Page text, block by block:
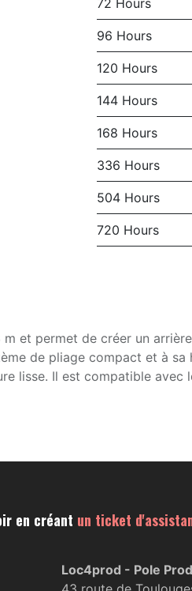
72 Hours
96 Hours
120 Hours
144 Hours
168 Hours
336 Hours
504 Hours
720 Hours
et permet de créer un
de pliage compact et à
lisse. Il est compatible
en créant un ticket
Loc4prod - Pole Prod